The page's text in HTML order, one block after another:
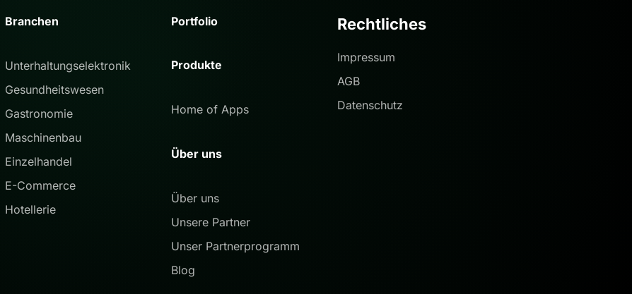
Branchen
Unterhaltungselektronik
Gesundheitswesen
Gastronomie
Maschinenbau
Einzelhandel
E-Commerce
Hotellerie
Portfolio
Produkte
Home of Apps
Über uns
Über uns
Unsere Partner
Unser Partnerprogramm
Blog
Rechtliches
Impressum
AGB
Datenschutz